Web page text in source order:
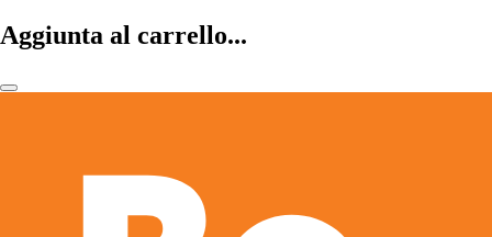
Aggiunta al carrello...